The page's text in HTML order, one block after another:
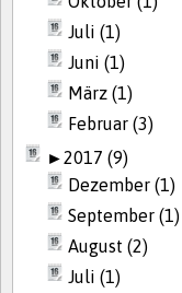
Juli (1)
Juni (1)
März (1)
Februar (3)
►2017 (9)
Dezember (1)
September (1)
August (2)
Juli (1)